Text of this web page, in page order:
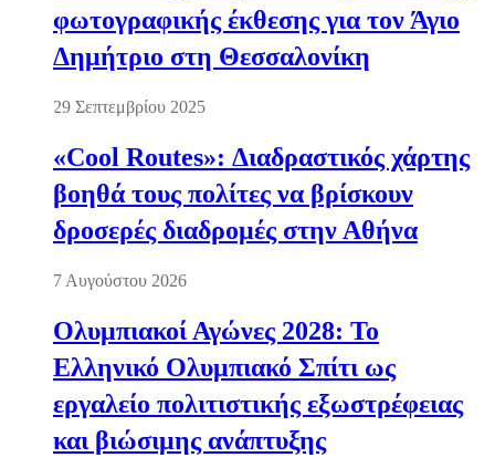
φωτογραφικής έκθεσης για τον Άγιο
Δημήτριο στη Θεσσαλονίκη
29 Σεπτεμβρίου 2025
«Cool Routes»: Διαδραστικός χάρτης
βοηθά τους πολίτες να βρίσκουν
δροσερές διαδρομές στην Αθήνα
7 Αυγούστου 2026
Ολυμπιακοί Αγώνες 2028: Το
Ελληνικό Ολυμπιακό Σπίτι ως
εργαλείο πολιτιστικής εξωστρέφειας
και βιώσιμης ανάπτυξης